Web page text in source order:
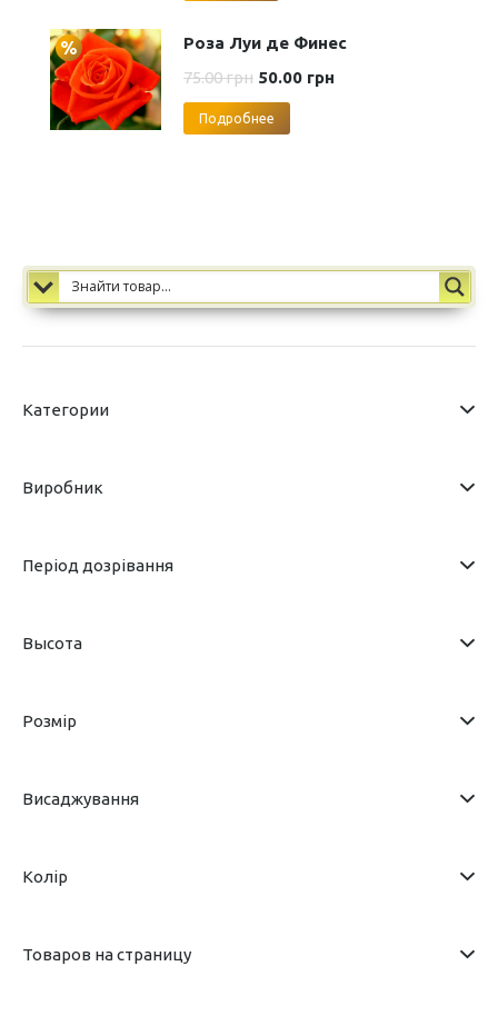
Роза Луи де Финес
75.00грн 50.00 грн
Подробнее
Категории
Виробник
Період дозрівання
Высота
Розмір
Висаджування
Колір
Товаров на страницу